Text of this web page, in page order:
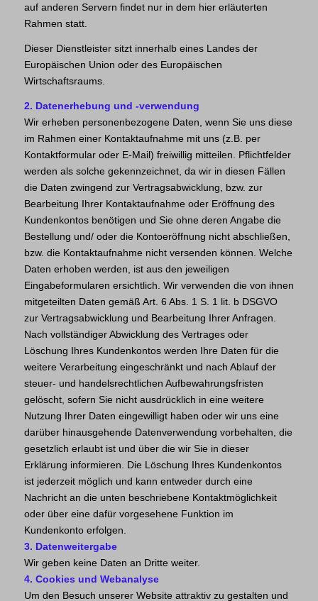
auf anderen Servern findet nur in dem hier erläuterten
Rahmen statt.
Dieser Dienstleister sitzt innerhalb eines Landes der
Europäischen Union oder des Europäischen
Wirtschaftsraums.
2. Datenerhebung und -verwendung
Wir erheben personenbezogene Daten, wenn Sie uns diese
im Rahmen einer Kontaktaufnahme mit uns (z.B. per
Kontaktformular oder E-Mail) freiwillig mitteilen. Pflichtfelder
werden als solche gekennzeichnet, da wir in diesen Fällen
die Daten zwingend zur Vertragsabwicklung, bzw. zur
Bearbeitung Ihrer Kontaktaufnahme oder Eröffnung des
Kundenkontos benötigen und Sie ohne deren Angabe die
Bestellung und/ oder die Kontoeröffnung nicht abschließen,
bzw. die Kontaktaufnahme nicht versenden können. Welche
Daten erhoben werden, ist aus den jeweiligen
Eingabeformularen ersichtlich. Wir verwenden die von ihnen
mitgeteilten Daten gemäß Art. 6 Abs. 1 S. 1 lit. b DSGVO
zur Vertragsabwicklung und Bearbeitung Ihrer Anfragen.
Nach vollständiger Abwicklung des Vertrages oder
Löschung Ihres Kundenkontos werden Ihre Daten für die
weitere Verarbeitung eingeschränkt und nach Ablauf der
steuer- und handelsrechtlichen Aufbewahrungsfristen
gelöscht, sofern Sie nicht ausdrücklich in eine weitere
Nutzung Ihrer Daten eingewilligt haben oder wir uns eine
darüber hinausgehende Datenverwendung vorbehalten, die
gesetzlich erlaubt ist und über die wir Sie in dieser
Erklärung informieren. Die Löschung Ihres Kundenkontos
ist jederzeit möglich und kann entweder durch eine
Nachricht an die unten beschriebene Kontaktmöglichkeit
oder über eine dafür vorgesehene Funktion im
Kundenkonto erfolgen.
3. Datenweitergabe
Wir geben keine Daten an Dritte weiter.
4. Cookies und Webanalyse
Um den Besuch unserer Website attraktiv zu gestalten und